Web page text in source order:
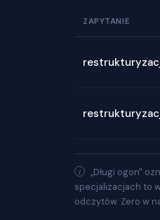
ZAPYTANIE
„Długi ogon"
specjalizacjach to
odczytów. Zero w